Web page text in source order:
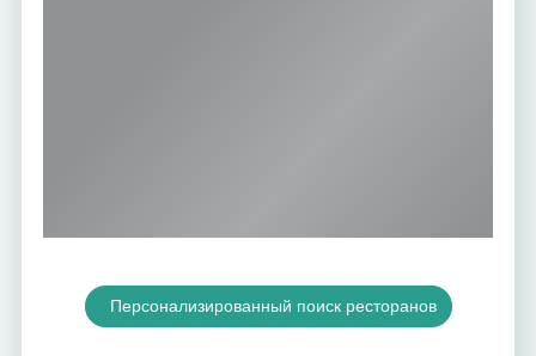
Персонализированный поиск ресторанов